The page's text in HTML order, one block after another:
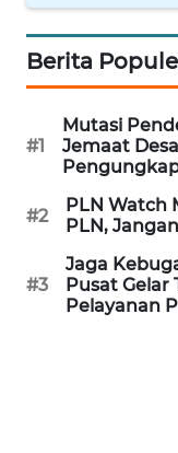
Berita
#1
Mutasi
Jemaat
#2
PLN Watch
PLN,
#3
Jaga
Pusat Gelar
Pelayanan
WN
INDRAMAYU
WN
KUNINGAN
WN
MAJALENGKA
WN
SUBANG